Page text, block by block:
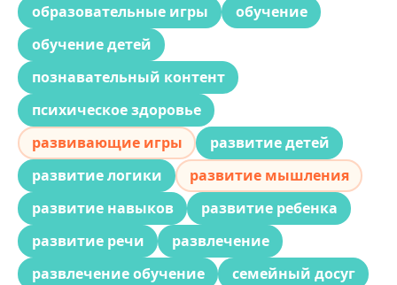
образовательные игры
обучение
обучение детей
познавательный контент
психическое здоровье
развивающие игры
развитие детей
развитие логики
развитие мышления
развитие навыков
развитие ребенка
развитие речи
развлечение
развлечение обучение
семейный досуг